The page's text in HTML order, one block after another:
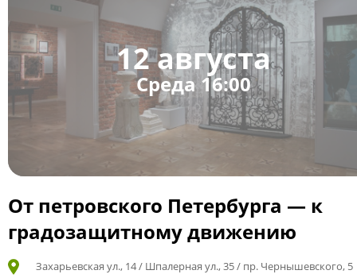
12 августа
Среда 16:00
От петровского Петербурга — к
градозащитному движению
Захарьевская ул., 14 / Шпалерная ул., 35 / пр. Чернышевского, 5